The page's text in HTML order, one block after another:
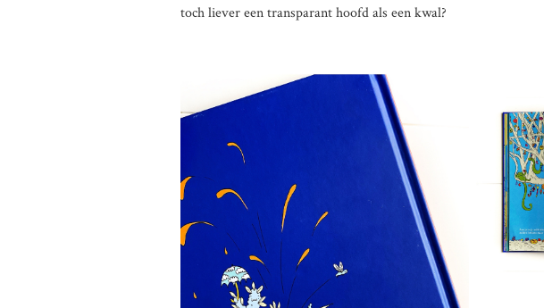
toch liever een transparant hoofd als een kwal?